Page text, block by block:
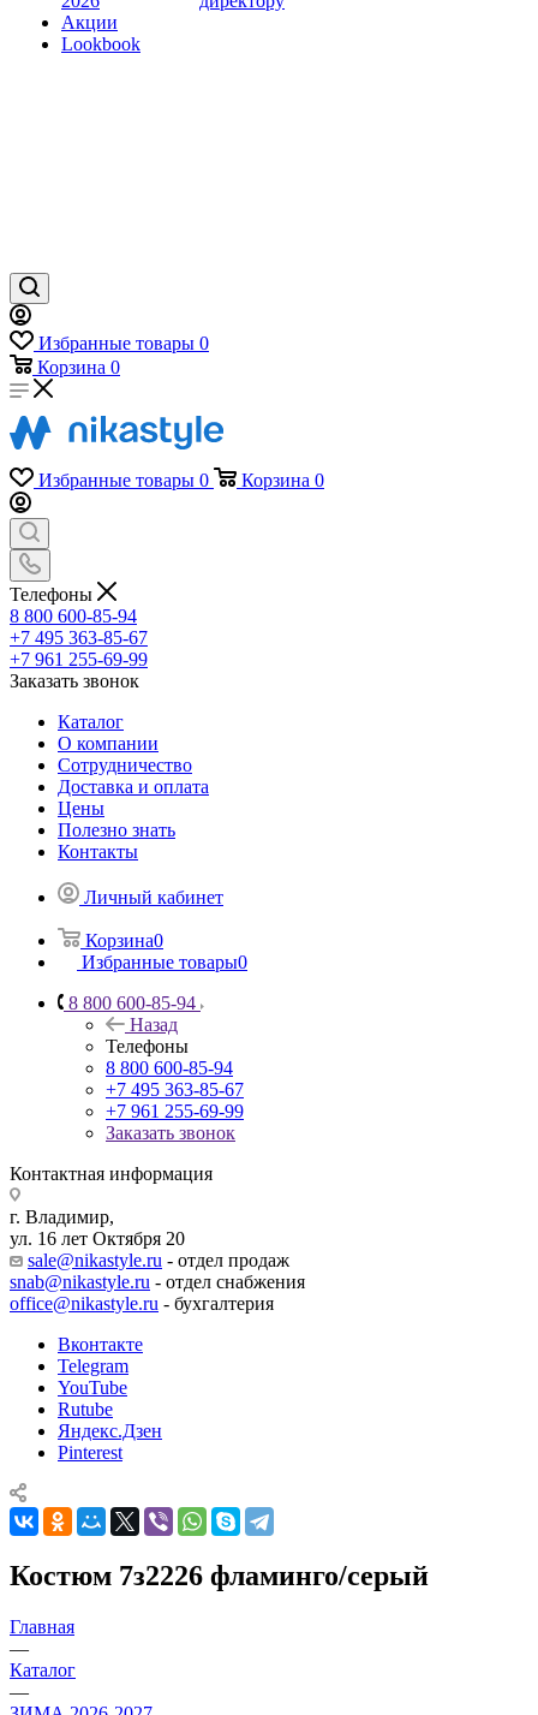
Акции
Lookbook
Избранные товары 0
Корзина 0
Избранные товары 0 Корзина 0
Телефоны
8 800 600-85-94
+7 495 363-85-67
+7 961 255-69-99
Заказать звонок
Каталог
О компании
Сотрудничество
Доставка и оплата
Цены
Полезно знать
Контакты
Личный кабинет
Корзина0
Избранные товары0
8 800 600-85-94
Назад
Телефоны
8 800 600-85-94
+7 495 363-85-67
+7 961 255-69-99
Заказать звонок
Контактная информация
г. Владимир,
ул. 16 лет Октября 20
sale@nikastyle.ru - отдел продаж
snab@nikastyle.ru - отдел снабжения
office@nikastyle.ru - бухгалтерия
Вконтакте
Telegram
YouTube
Rutube
Яндекс.Дзен
Pinterest
Костюм 7з2226 фламинго/серый
Главная
—
Каталог
—